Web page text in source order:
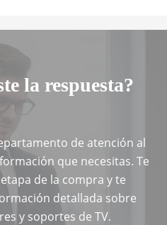
la respuesta?
de atención al
que necesitas. Te
de la compra y te
detallada sobre
y soportes de TV.